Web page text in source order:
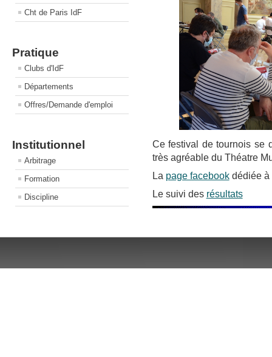
Cht de Paris IdF
Pratique
Clubs d'IdF
Départements
Offres/Demande d'emploi
Institutionnel
Arbitrage
Formation
Discipline
Ce festival de tournois se
très agréable du Théatre
La page facebookdédiée à
Le suivi des résultats